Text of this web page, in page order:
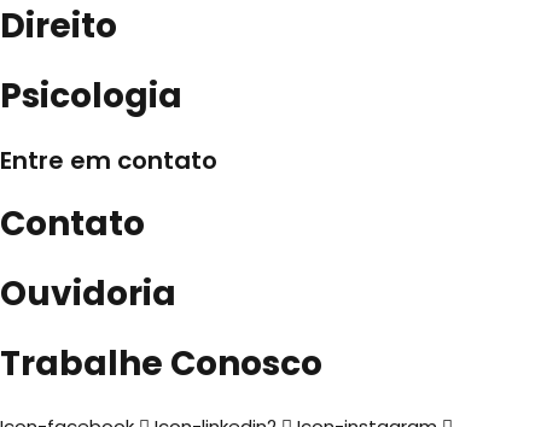
Direito
Psicologia
Entre em contato
Contato
Ouvidoria
Trabalhe Conosco